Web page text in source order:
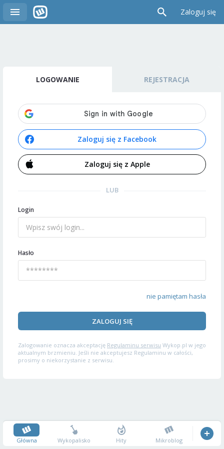
Zaloguj się
LOGOWANIE REJESTRACJA
Zaloguj się z Facebook
Zaloguj się z Apple
LUB
Login
Hasło
nie pamiętam hasła
ZALOGUJ SIĘ
Zalogowanie oznacza akceptację Regulaminu serwisu Wykop.pl w jego
aktualnym brzmieniu. Jeśli nie akceptujesz Regulaminu w całości,
prosimy o niekorzystanie z serwisu.
Główna Wykopalisko Hity Mikroblog